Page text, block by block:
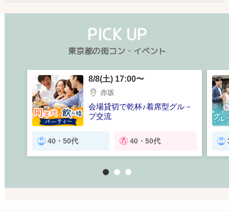
PICK UP
東京都の街コン・イベント
8/8(土) 17:00〜
赤坂
会場貸切で乾杯♪着席型グル－
プ交流
40・50代 40・50代
1 2 3